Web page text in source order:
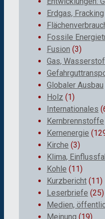
Erdgas, Fracking
Fossile
Fusion (3)
Gas,
Globaler Ausbau
Holz (1)
Internationales
Kernbrennstoffe
Kernenergie
Kirche (3)
Klima,
Kohle (11)
Kurzbericht (11)
Leserbriefe (25)
Medien,
Meinung (19)